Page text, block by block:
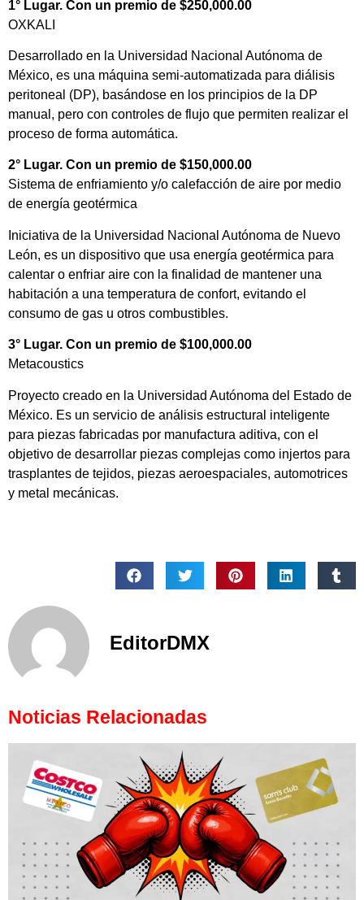
1° Lugar. Con un premio de $250,000.00
OXKALI
Desarrollado en la Universidad Nacional Autónoma de
México, es una máquina semi-automatizada para diálisis
peritoneal (DP), basándose en los principios de la DP
manual, pero con controles de flujo que permiten realizar el
proceso de forma automática.
2° Lugar. Con un premio de $150,000.00
Sistema de enfriamiento y/o calefacción de aire por medio
de energía geotérmica
Iniciativa de la Universidad Nacional Autónoma de Nuevo
León, es un dispositivo que usa energía geotérmica para
calentar o enfriar aire con la finalidad de mantener una
habitación a una temperatura de confort, evitando el
consumo de gas u otros combustibles.
3° Lugar. Con un premio de $100,000.00
Metacoustics
Proyecto creado en la Universidad Autónoma del Estado de
México. Es un servicio de análisis estructural inteligente
para piezas fabricadas por manufactura aditiva, con el
objetivo de desarrollar piezas complejas como injertos para
trasplantes de tejidos, piezas aeroespaciales, automotrices
y metal mecánicas.
EditorDMX
Noticias Relacionadas